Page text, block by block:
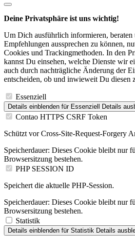
Deine Privatsphäre ist uns wichtig!
Um Dich ausführlich informieren,
Empfehlungen aussprechen zu können,
Cookies und Trackingmethoden. In den
kannst Du einsehen, welche Dienste wir
auch durch nachträgliche Änderung der
entscheiden, ob und inwieweit Du diesen
Essenziell
Details einblenden für Essenziell Details
Contao HTTPS CSRF Token
Schützt vor Cross-Site-Request-Forgery
Speicherdauer: Dieses Cookie bleibt nur
Browsersitzung bestehen.
PHP SESSION ID
Speichert die aktuelle PHP-Session.
Speicherdauer: Dieses Cookie bleibt nur
Browsersitzung bestehen.
Statistik
Details einblenden für Statistik Details